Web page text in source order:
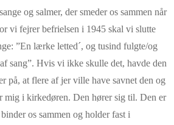
og salmer, der smeder os sammen når
vi fejrer befrielsen i 1945 skal vi slutte
”En lærke letted´, og tusind fulgte/og
sang”. Hvis vi ikke skulle det, havde den
på, at flere af jer ville have savnet den og
i kirkedøren. Den hører sig til. Den er
os sammen og holder fast i